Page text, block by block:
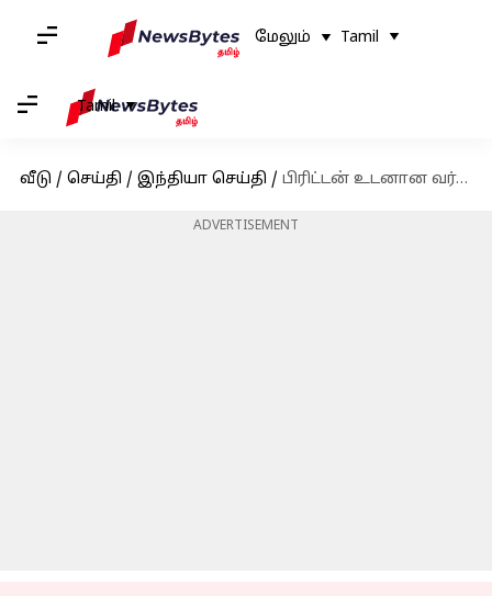
மேலும் Tamil
Tamil
வீடு / செய்தி / இந்தியா செய்தி / பிரிட்டன் உடனான வர்த்தகப் பேச்சுவார்த்தை நிறுத்தப்படவில்லை: இந்திய அதிகாரிகள் பதில்
ADVERTISEMENT